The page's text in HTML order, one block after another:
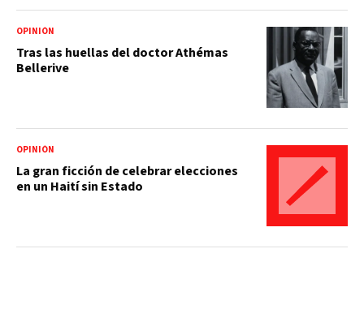
OPINIÓN
Tras las huellas del doctor Athémas
Bellerive
OPINIÓN
La gran ficción de celebrar elecciones
en un Haití sin Estado